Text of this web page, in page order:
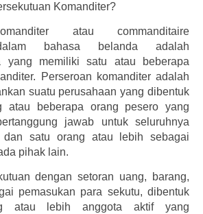
Komanditer?
atau commanditaire
bahasa belanda adalah
yang memiliki satu atau beberapa
Perseroan komanditer adalah
suatu perusahaan yang dibentuk
atau beberapa orang pesero yang
jawab untuk seluruhnya
satu orang atau lebih sebagai
pihak lain.
dengan setoran uang, barang,
pemasukan para sekutu, dibentuk
atau lebih anggota aktif yang